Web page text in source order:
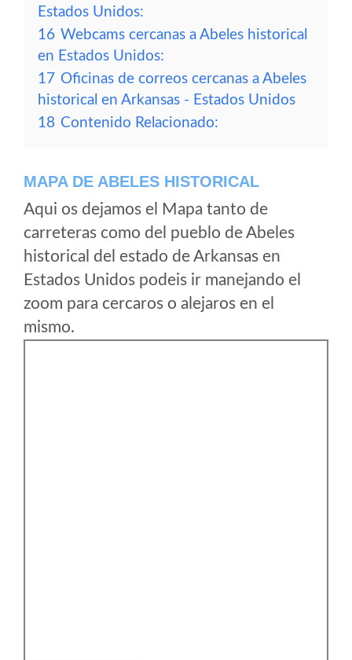
Estados Unidos:
16 Webcams cercanas a Abeles historical
en Estados Unidos:
17 Oficinas de correos cercanas a Abeles
historical en Arkansas - Estados Unidos
18 Contenido Relacionado:
MAPA DE ABELES HISTORICAL
Aqui os dejamos el Mapa tanto de
carreteras como del pueblo de Abeles
historical del estado de Arkansas en
Estados Unidos podeis ir manejando el
zoom para cercaros o alejaros en el
mismo.